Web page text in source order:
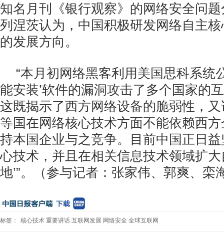
知名月刊《银行观察》的网络安全问
列涅茨认为，中国积极研发网络自主
的发展方向。
“本月初网络黑客利用美国思科系统
能安装’软件的漏洞攻击了多个国家的
这既揭示了西方网络设备的脆弱性，
等国在网络核心技术方面不能依赖西
持本国企业与之竞争。目前中国正日
心技术，并且在相关信息技术领域扩大
地’”。（参与记者：张家伟、郭爽、栾
标签： 核心技术 重要讲话 互联网发展 网络安全 全球互联网